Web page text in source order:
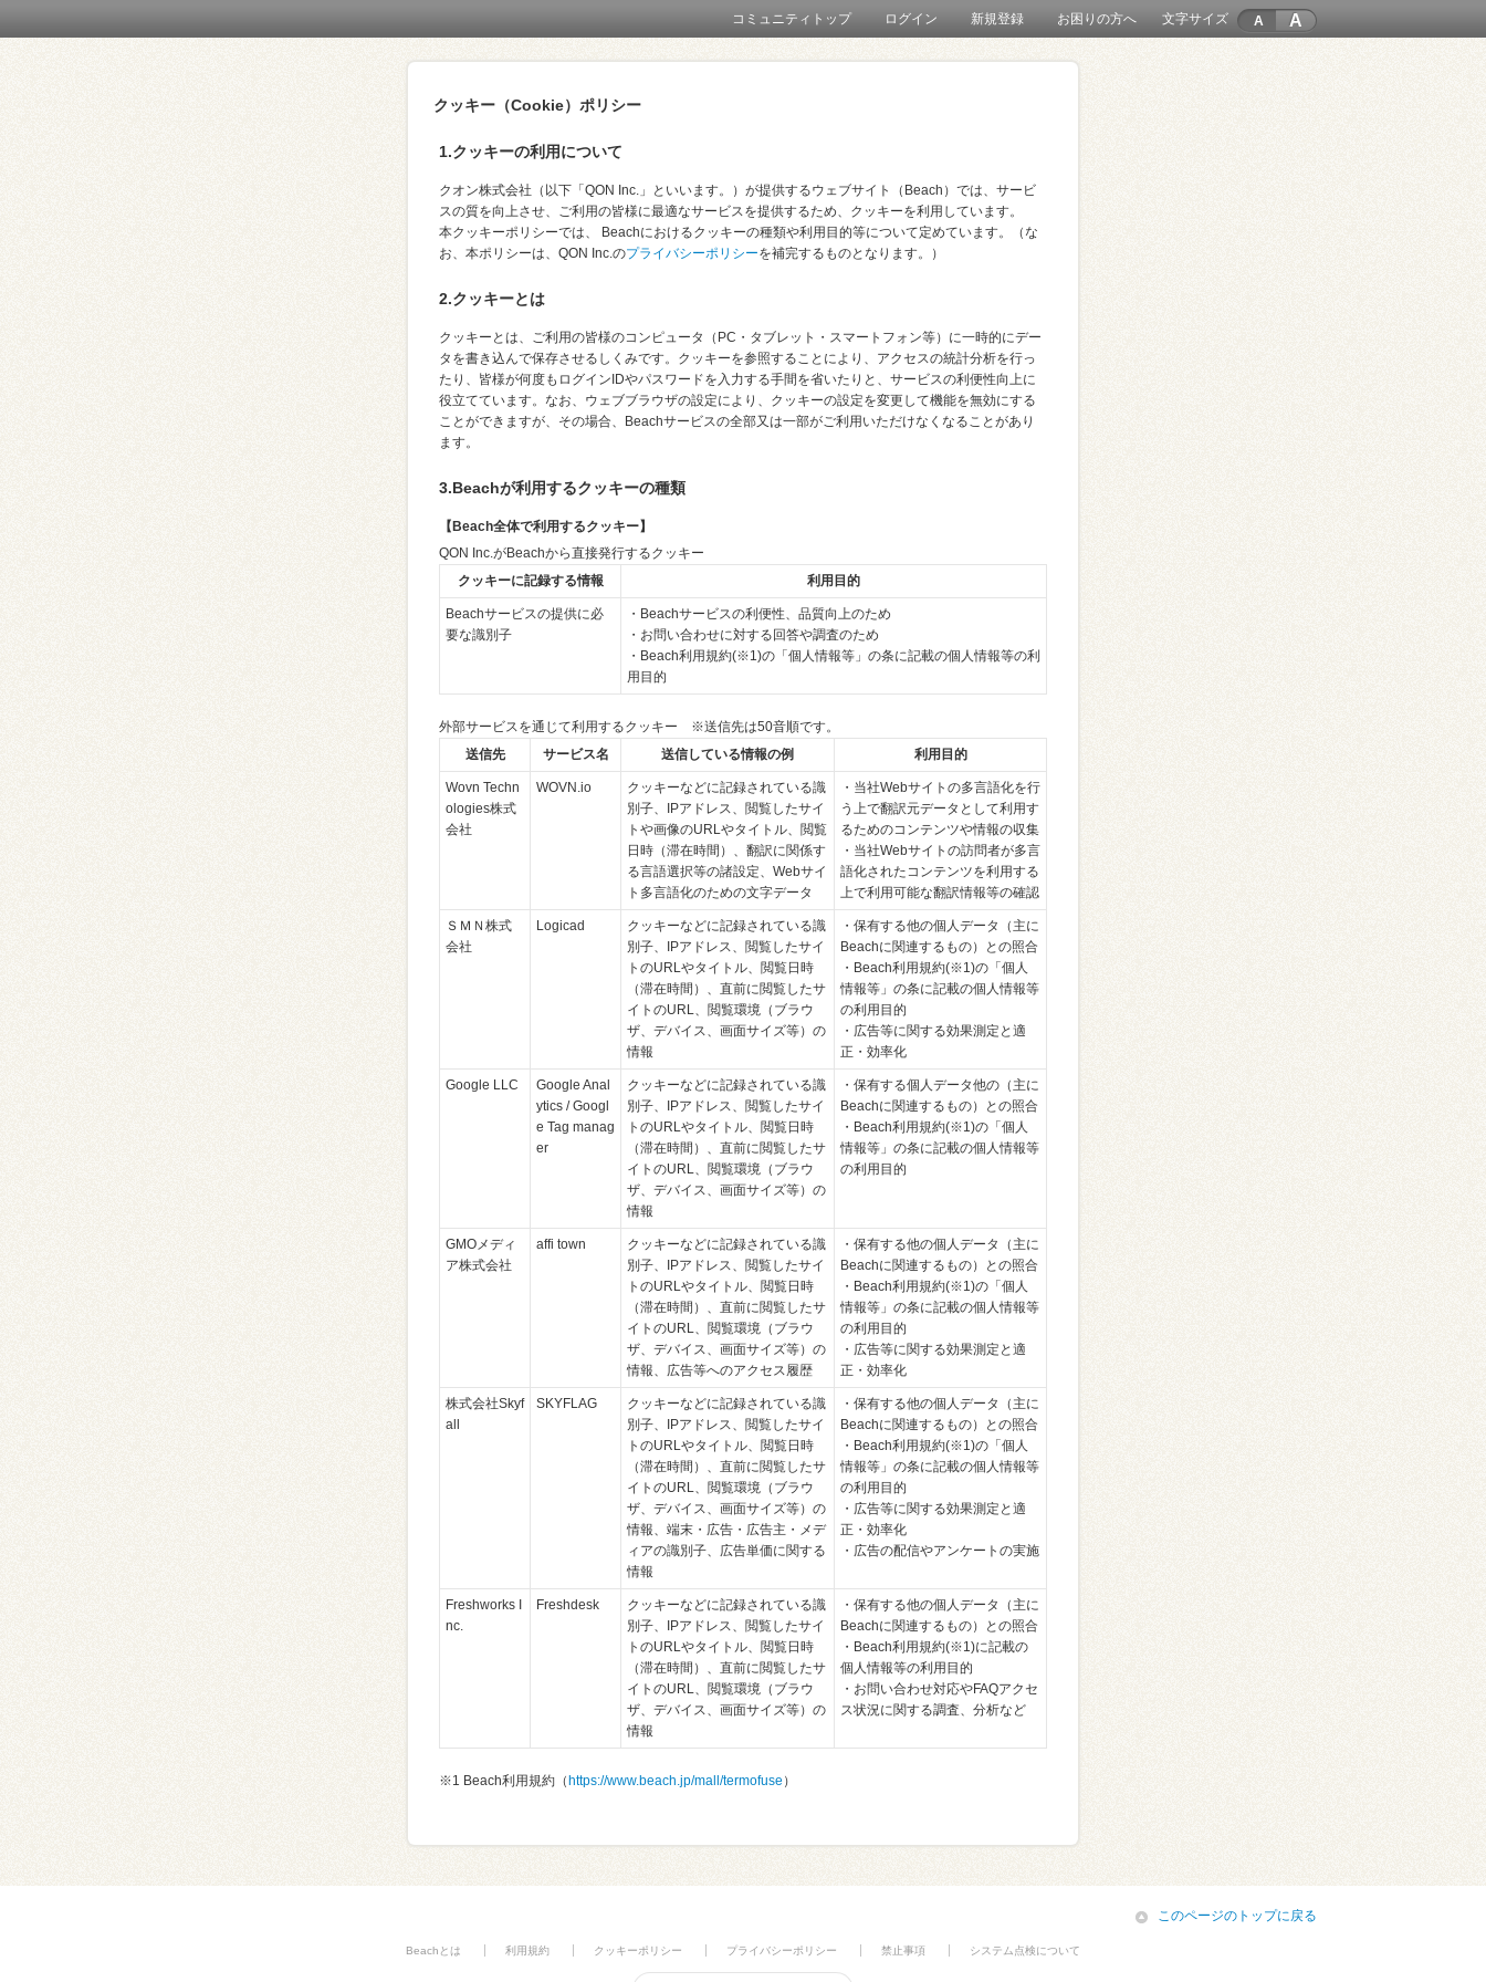
コミュニティトップ ログイン 新規登録 お困りの方へ 文字サイズ A
クッキー（Cookie）ポリシー
1.クッキーの利用について
クオン株式会社（以下「QON Inc.」といいます。）が提供するウェブサイト（Beach）では、サービ
スの質を向上させ、ご利用の皆様に最適なサービスを提供するため、クッキーを利用しています。
本クッキーポリシーでは、 Beachにおけるクッキーの種類や利用目的等について定めています。（な
お、本ポリシーは、QON Inc.のプライバシーポリシーを補完するものとなります。）
2.クッキーとは
クッキーとは、ご利用の皆様のコンピュータ（PC・タブレット・スマートフォン等）に一時的にデー
タを書き込んで保存させるしくみです。クッキーを参照することにより、アクセスの統計分析を行っ
たり、皆様が何度もログインIDやパスワードを入力する手間を省いたりと、サービスの利便性向上に
役立てています。なお、ウェブブラウザの設定により、クッキーの設定を変更して機能を無効にする
ことができますが、その場合、Beachサービスの全部又は一部がご利用いただけなくなることがあり
ます。
3.Beachが利用するクッキーの種類
【Beach全体で利用するクッキー】
QON Inc.がBeachから直接発行するクッキー
クッキーに記録する情報
利用目的
Beachサービスの提供に必
要な識別子
・Beachサービスの利便性、品質向上のため
・お問い合わせに対する回答や調査のため
・Beach利用規約(※1)の「個人情報等」の条に記載の個人情報等の利
用目的
外部サービスを通じて利用するクッキー ※送信先は50音順です。
送信先
サービス名 送信している情報の例 利用目的
Wovn Techn
ologies株式
会社
WOVN.io
クッキーなどに記録されている識
別子、IPアドレス、閲覧したサイ
トや画像のURLやタイトル、閲覧
日時（滞在時間）、翻訳に関係す
る言語選択等の諸設定、Webサイ
ト多言語化のための文字データ
・当社Webサイトの多言語化を行
う上で翻訳元データとして利用す
るためのコンテンツや情報の収集
・当社Webサイトの訪問者が多言
語化されたコンテンツを利用する
上で利用可能な翻訳情報等の確認
ＳＭＮ株式
会社
Logicad
クッキーなどに記録されている識
別子、IPアドレス、閲覧したサイ
トのURLやタイトル、閲覧日時
（滞在時間）、直前に閲覧したサ
イトのURL、閲覧環境（ブラウ
ザ、デバイス、画面サイズ等）の
情報
・保有する他の個人データ（主に
Beachに関連するもの）との照合
・Beach利用規約(※1)の「個人
情報等」の条に記載の個人情報等
の利用目的
・広告等に関する効果測定と適
正・効率化
Google LLC
Google Anal
ytics / Googl
e Tag manag
er
クッキーなどに記録されている識
別子、IPアドレス、閲覧したサイ
トのURLやタイトル、閲覧日時
（滞在時間）、直前に閲覧したサ
イトのURL、閲覧環境（ブラウ
ザ、デバイス、画面サイズ等）の
情報
・保有する個人データ他の（主に
Beachに関連するもの）との照合
・Beach利用規約(※1)の「個人
情報等」の条に記載の個人情報等
の利用目的
GMOメディ
ア株式会社
affi town
クッキーなどに記録されている識
別子、IPアドレス、閲覧したサイ
トのURLやタイトル、閲覧日時
（滞在時間）、直前に閲覧したサ
イトのURL、閲覧環境（ブラウ
ザ、デバイス、画面サイズ等）の
情報、広告等へのアクセス履歴
・保有する他の個人データ（主に
Beachに関連するもの）との照合
・Beach利用規約(※1)の「個人
情報等」の条に記載の個人情報等
の利用目的
・広告等に関する効果測定と適
正・効率化
株式会社Skyf
all
SKYFLAG
クッキーなどに記録されている識
別子、IPアドレス、閲覧したサイ
トのURLやタイトル、閲覧日時
（滞在時間）、直前に閲覧したサ
イトのURL、閲覧環境（ブラウ
ザ、デバイス、画面サイズ等）の
情報、端末・広告・広告主・メデ
ィアの識別子、広告単価に関する
情報
・保有する他の個人データ（主に
Beachに関連するもの）との照合
・Beach利用規約(※1)の「個人
情報等」の条に記載の個人情報等
の利用目的
・広告等に関する効果測定と適
正・効率化
・広告の配信やアンケートの実施
Freshworks I
nc.
Freshdesk
クッキーなどに記録されている識
別子、IPアドレス、閲覧したサイ
トのURLやタイトル、閲覧日時
（滞在時間）、直前に閲覧したサ
イトのURL、閲覧環境（ブラウ
ザ、デバイス、画面サイズ等）の
情報
・保有する他の個人データ（主に
Beachに関連するもの）との照合
・Beach利用規約(※1)に記載の
個人情報等の利用目的
・お問い合わせ対応やFAQアクセ
ス状況に関する調査、分析など
※1 Beach利用規約（ https://www.beach.jp/mall/termofuse ）
icon
このページのトップに戻る
Beachとは 利用規約 クッキーポリシー プライバシーポリシー 禁止事項 システム点検について